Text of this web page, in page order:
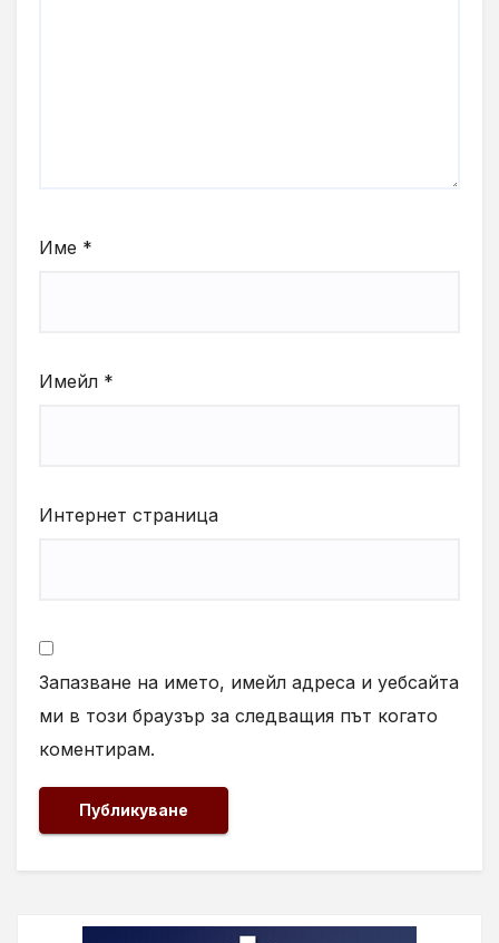
Име *
Имейл *
Интернет страница
Запазване на името, имейл адреса и уебсайта
ми в този браузър за следващия път когато
коментирам.